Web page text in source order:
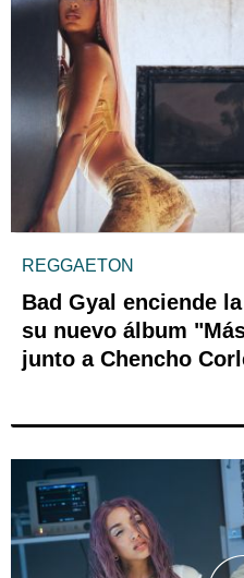
REGGAETON
Bad Gyal enciende
su nuevo álbum
junto a Chencho